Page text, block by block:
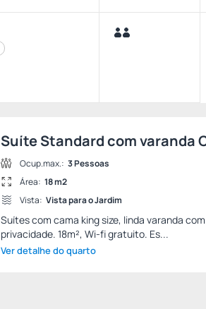
Suíte Standard com varanda
Ocup.max.: 3 Pessoas
Área: 18 m2
Vista: Vista para o Jardim
Suítes com cama king size, linda varanda
privacidade. 18m², Wi-fi gratuito. Es...
Ver detalhe do quarto